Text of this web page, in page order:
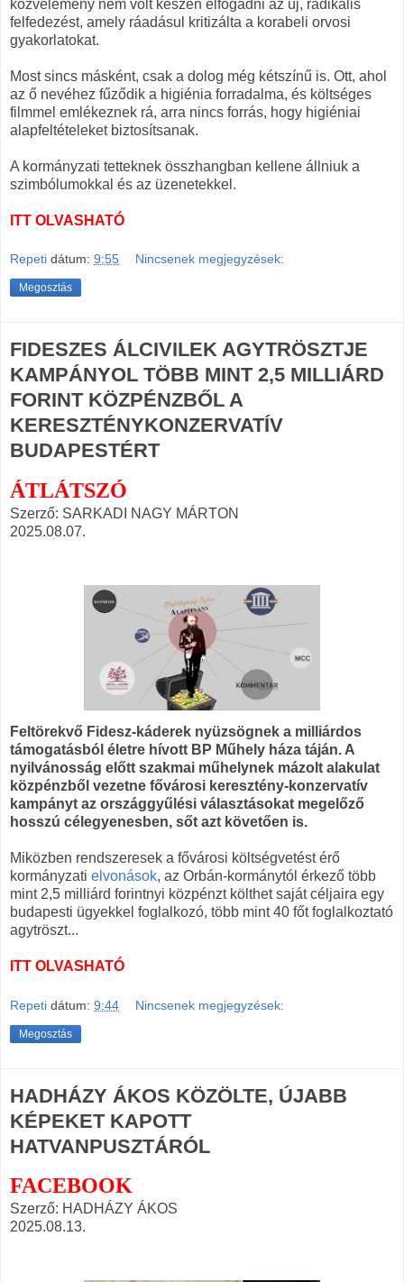
közvélemény nem volt készen elfogadni az új, radikális
felfedezést, amely ráadásul kritizálta a korabeli orvosi
gyakorlatokat.
Most sincs másként, csak a dolog még kétszínű is. Ott, ahol
az ő nevéhez fűződik a higiénia forradalma, és költséges
filmmel emlékeznek rá, arra nincs forrás, hogy higiéniai
alapfeltételeket biztosítsanak.
A kormányzati tetteknek összhangban kellene állniuk a
szimbólumokkal és az üzenetekkel.
ITT OLVASHATÓ
Repeti dátum: 9:55 Nincsenek megjegyzések:
Megosztás
FIDESZES ÁLCIVILEK AGYTRÖSZTJE
KAMPÁNYOL TÖBB MINT 2,5 MILLIÁRD
FORINT KÖZPÉNZBŐL A
KERESZTÉNYKONZERVATÍV
BUDAPESTÉRT
ÁTLÁTSZÓ
Szerző: SARKADI NAGY MÁRTON
2025.08.07.
Feltörekvő Fidesz-káderek nyüzsögnek a milliárdos
támogatásból életre hívott BP Műhely háza táján. A
nyilvánosság előtt szakmai műhelynek mázolt alakulat
közpénzből vezetne fővárosi keresztény-konzervatív
kampányt az országgyűlési választásokat megelőző
hosszú célegyenesben, sőt azt követően is.
Miközben rendszeresek a fővárosi költségvetést érő
kormányzati elvonások, az Orbán-kormánytól érkező több
mint 2,5 milliárd forintnyi közpénzt költhet saját céljaira egy
budapesti ügyekkel foglalkozó, több mint 40 főt foglalkoztató
agytröszt...
ITT OLVASHATÓ
Repeti dátum: 9:44 Nincsenek megjegyzések:
Megosztás
HADHÁZY ÁKOS KÖZÖLTE, ÚJABB
KÉPEKET KAPOTT
HATVANPUSZTÁRÓL
FACEBOOK
Szerző: HADHÁZY ÁKOS
2025.08.13.